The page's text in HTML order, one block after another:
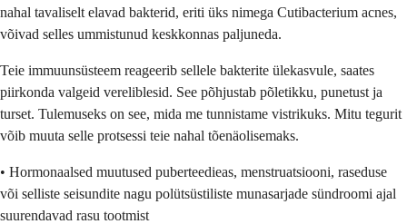
nahal tavaliselt elavad bakterid, eriti üks nimega Cutibacterium acnes,
võivad selles ummistunud keskkonnas paljuneda.
Teie immuunsüsteem reageerib sellele bakterite ülekasvule, saates
piirkonda valgeid vereliblesid. See põhjustab põletikku, punetust ja
turset. Tulemuseks on see, mida me tunnistame vistrikuks. Mitu tegurit
võib muuta selle protsessi teie nahal tõenäolisemaks.
• Hormonaalsed muutused puberteedieas, menstruatsiooni, raseduse
või selliste seisundite nagu polütsüstiliste munasarjade sündroomi ajal
suurendavad rasu tootmist